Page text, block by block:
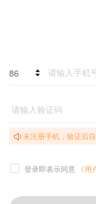
86
未注册手机，验证后
登录即表示同意 《用